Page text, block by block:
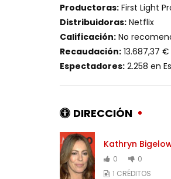
Productoras: First Light
Distribuidoras: Netflix
Calificación: No
Recaudación: 13.687,37
Espectadores: 2.258 en
DIRECCIÓN
Kathryn
0
0
1 CRÉDITOS